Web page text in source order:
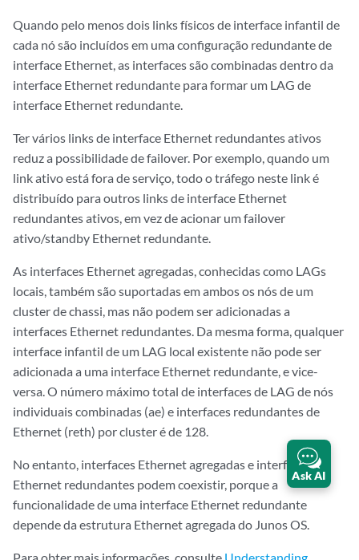
Quando pelo menos dois links físicos de interface infantil de
cada nó são incluídos em uma configuração redundante de
interface Ethernet, as interfaces são combinadas dentro da
interface Ethernet redundante para formar um LAG de
interface Ethernet redundante.
Ter vários links de interface Ethernet redundantes ativos
reduz a possibilidade de failover. Por exemplo, quando um
link ativo está fora de serviço, todo o tráfego neste link é
distribuído para outros links de interface Ethernet
redundantes ativos, em vez de acionar um failover
ativo/standby Ethernet redundante.
As interfaces Ethernet agregadas, conhecidas como LAGs
locais, também são suportadas em ambos os nós de um
cluster de chassi, mas não podem ser adicionadas a
interfaces Ethernet redundantes. Da mesma forma, qualquer
interface infantil de um LAG local existente não pode ser
adicionada a uma interface Ethernet redundante, e vice-
versa. O número máximo total de interfaces de LAG de nós
individuais combinadas (ae) e interfaces redundantes de
Ethernet (reth) por cluster é de 128.
No entanto, interfaces Ethernet agregadas e interfaces
Ethernet redundantes podem coexistir, porque a
funcionalidade de uma interface Ethernet redundante
depende da estrutura Ethernet agregada do Junos OS.
Ask AI